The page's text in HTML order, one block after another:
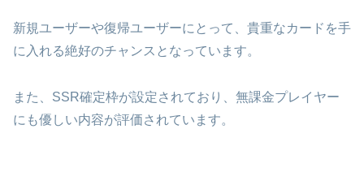
新規ユーザーや復帰ユーザーにとって、貴重なカードを手
に入れる絶好のチャンスとなっています。
また、SSR確定枠が設定されており、無課金プレイヤー
にも優しい内容が評価されています。